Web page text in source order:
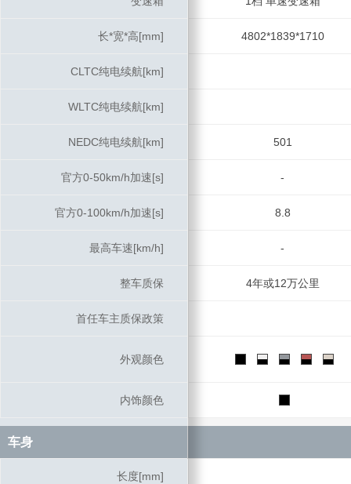
长*宽*高[mm] 4802*1839*1710
CLTC纯电续航[km]
WLTC纯电续航[km]
NEDC纯电续航[km] 501
官方0-50km/h加速[s] -
官方0-100km/h加速[s] 8.8
最高车速[km/h] -
整车质保 4年或12万公里
首任车主质保政策
外观颜色
内饰颜色
车身
长度[mm]
长*宽*高[mm]
CLTC纯电续航[km]
WLTC纯电续航[km]
NEDC纯电续航[km]
官方0-50km/h加速[s]
官方0-100km/h加速[s]
最高车速[km/h]
整车质保
首任车主质保政策
外观颜色
内饰颜色
车身
长度[mm]